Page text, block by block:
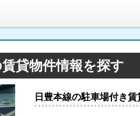
貸物件情報を探す
日豊本線の駐車場付き